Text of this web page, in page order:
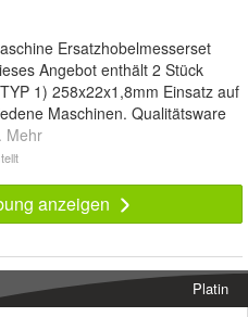
Ersatzhobelmesserset
Angebot enthält 2 Stück
1) 258x22x1,8mm Einsatz auf
Maschinen. Qualitätsware
Mehr
anzeigen
Platin